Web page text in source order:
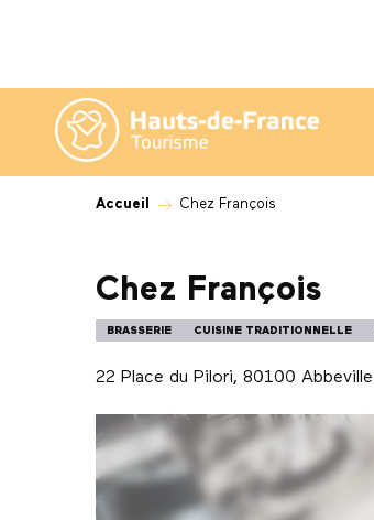
contenu
principal
Accueil Chez François
Chez François
BRASSERIE CUISINE TRADITIONNELLE
22 Place du Pilori, 80100 Abbeville